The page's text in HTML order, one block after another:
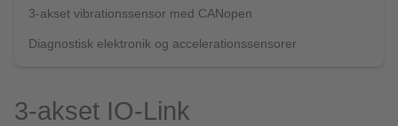
3-akset vibrationssensor med CANopen
Diagnostisk elektronik og accelerationssensorer
3-akset IO-Link